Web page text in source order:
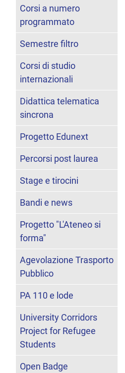
Corsi a numero
programmato
Semestre filtro
Corsi di studio
internazionali
Didattica telematica
sincrona
Progetto Edunext
Percorsi post laurea
Stage e tirocini
Bandi e news
Progetto "L'Ateneo si
forma"
Agevolazione Trasporto
Pubblico
PA 110 e lode
University Corridors
Project for Refugee
Students
Open Badge